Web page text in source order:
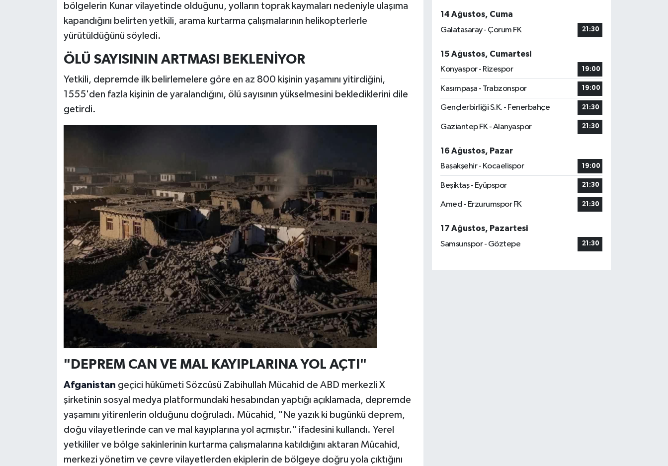
bölgelerin Kunar vilayetinde olduğunu, yolların toprak kaymaları nedeniyle ulaşıma
kapandığını belirten yetkili, arama kurtarma çalışmalarının helikopterlerle
yürütüldüğünü söyledi.
ÖLÜ SAYISININ ARTMASI BEKLENİYOR
Yetkili, depremde ilk belirlemelere göre en az 800 kişinin yaşamını yitirdiğini,
1555'den fazla kişinin de yaralandığını, ölü sayısının yükselmesini beklediklerini dile
getirdi.
"DEPREM CAN VE MAL KAYIPLARINA YOL AÇTI"
Afganistan geçici hükümeti Sözcüsü Zabihullah Mücahid de ABD merkezli X
şirketinin sosyal medya platformundaki hesabından yaptığı açıklamada, depremde
yaşamını yitirenlerin olduğunu doğruladı. Mücahid, "Ne yazık ki bugünkü deprem,
doğu vilayetlerinde can ve mal kayıplarına yol açmıştır." ifadesini kullandı. Yerel
yetkililer ve bölge sakinlerinin kurtarma çalışmalarına katıldığını aktaran Mücahid,
merkezi yönetim ve çevre vilayetlerden ekiplerin de bölgeye doğru yola çıktığını
14 Ağustos, Cuma
Galatasaray - Çorum FK
21:30
15 Ağustos, Cumartesi
Konyaspor - Rizespor
19:00
Kasımpaşa - Trabzonspor 19:00
Gençlerbirliği S.K. - Fenerbahçe 21:30
Gaziantep FK - Alanyaspor 21:30
16 Ağustos, Pazar
Başakşehir - Kocaelispor
19:00
Beşiktaş - Eyüpspor 21:30
Amed - Erzurumspor FK 21:30
17 Ağustos, Pazartesi
Samsunspor - Göztepe
21:30